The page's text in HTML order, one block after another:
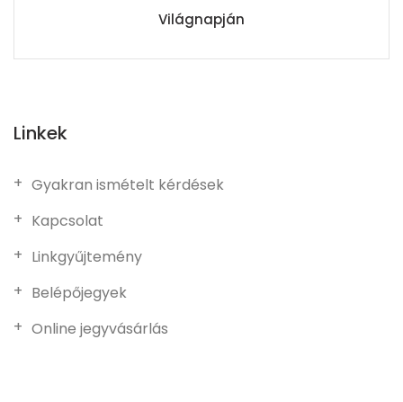
Világnapján
Linkek
Gyakran ismételt kérdések
Kapcsolat
Linkgyűjtemény
Belépőjegyek
Online jegyvásárlás